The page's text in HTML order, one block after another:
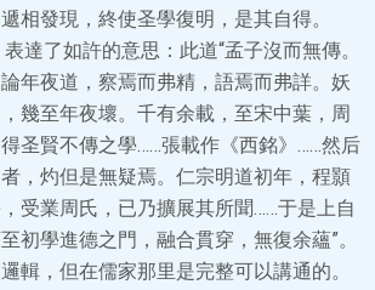
相發現，終使圣學復明，是其自得。
表達了如許的意思：此道“孟子沒而無傳。
年夜道，察焉而弗精，語焉而弗詳。妖
幾至年夜壞。千有余載，至宋中葉，周
圣賢不傳之學……張載作《西銘》……然后
，灼但是無疑焉。仁宗明道初年，程顥
受業周氏，已乃擴展其所聞……于是上自
初學進德之門，融合貫穿，無復余蘊”。
輯，但在儒家那里是完整可以講通的。